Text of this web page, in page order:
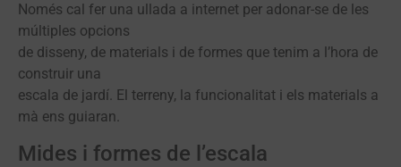
Només cal fer una ullada a internet per adonar-se de les
múltiples opcions
de disseny, de materials i de formes que tenim a l’hora de
construir una
escala de jardí. El terreny, la funcionalitat i els materials a
mà ens guiaran.
Mides i formes de l’escala